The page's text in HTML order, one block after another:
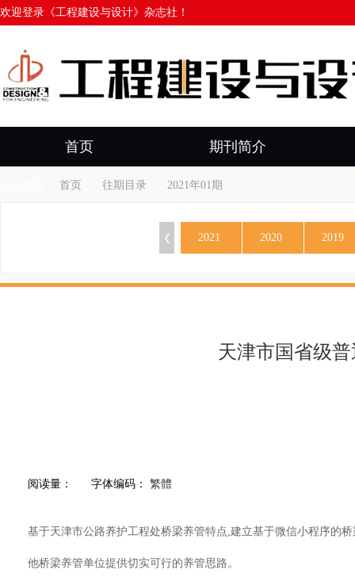
欢迎登录《工程建设与设计》杂志社！
首页 期刊简介
首页 往期目录 2021年01期
2021 2020 2019
天津市国省级
阅读量： 字体编码： 繁體
基于天津市公路养护工程处桥梁养管特点,建立基于微信小程序的
他桥梁养管单位提供切实可行的养管思路。